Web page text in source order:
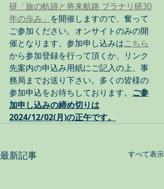
研「旅の軌跡と将来航路 プラナリ研30
年の歩み」 を開催しますので、奮って
ご参加ください。オンサイトのみの開
催となります。参加申し込みはこちら
から参加登録を行って頂くか、リンク
先案内の申込み用紙にご記入の上、事
務局までお送り下さい。多くの皆様の
参加申込をお待ちしております。 ご参
加申し込みの締め切りは
2024/12/02(月)の正午です。
最新記事 すべて表示